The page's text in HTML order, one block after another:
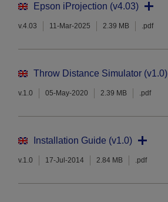
Epson iProjection (v4.03)
v.4.03 11-Mar-2025 2.39 MB .pdf
Throw Distance Simulator (v1.0)
v.1.0 05-May-2020 2.39 MB .pdf
Installation Guide (v1.0)
v.1.0 17-Jul-2014 2.84 MB .pdf